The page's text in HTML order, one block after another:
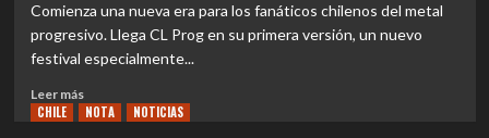
más
triste
de
vida,
la
y
vivaz
su
nuevo
Comienza una nueva era para los fanáticos chilenos del metal
progresivo. Llega CL Prog en su primera versión, un nuevo
festival especialmente...
Leer másLeer
más
CHILE NOTA NOTICIAS